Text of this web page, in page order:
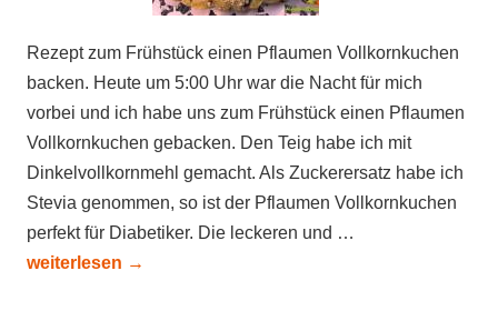
Rezept zum Frühstück einen Pflaumen Vollkornkuchen
backen. Heute um 5:00 Uhr war die Nacht für mich
vorbei und ich habe uns zum Frühstück einen Pflaumen
Vollkornkuchen gebacken. Den Teig habe ich mit
Dinkelvollkornmehl gemacht. Als Zuckerersatz habe ich
Stevia genommen, so ist der Pflaumen Vollkornkuchen
perfekt für Diabetiker. Die leckeren und …
weiterlesen →